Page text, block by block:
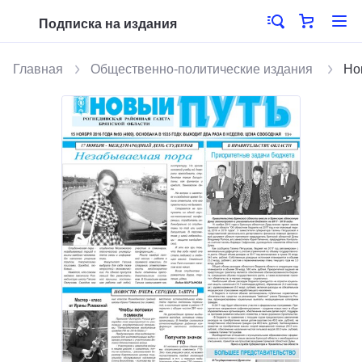
Подписка на издания
Главная Общественно-политические издания